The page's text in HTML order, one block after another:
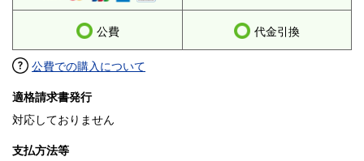
公費 代金引換
公費での購入について
適格請求書発行
対応しておりません
支払方法等